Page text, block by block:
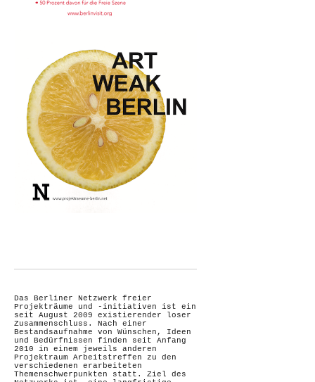
Das Berliner Netzwerk freier
Projekträume und -initiativen ist ein
seit August 2009 existierender loser
Zusammenschluss. Nach einer
Bestandsaufnahme von Wünschen, Ideen
und Bedürfnissen finden seit Anfang
2010 in einem jeweils anderen
Projektraum Arbeitstreffen zu den
verschiedenen erarbeiteten
Themenschwerpunkten statt. Ziel des